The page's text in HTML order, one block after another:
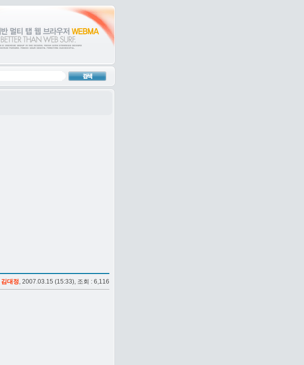
김대정, 2007.03.15 (15:33), 조회 : 6,116